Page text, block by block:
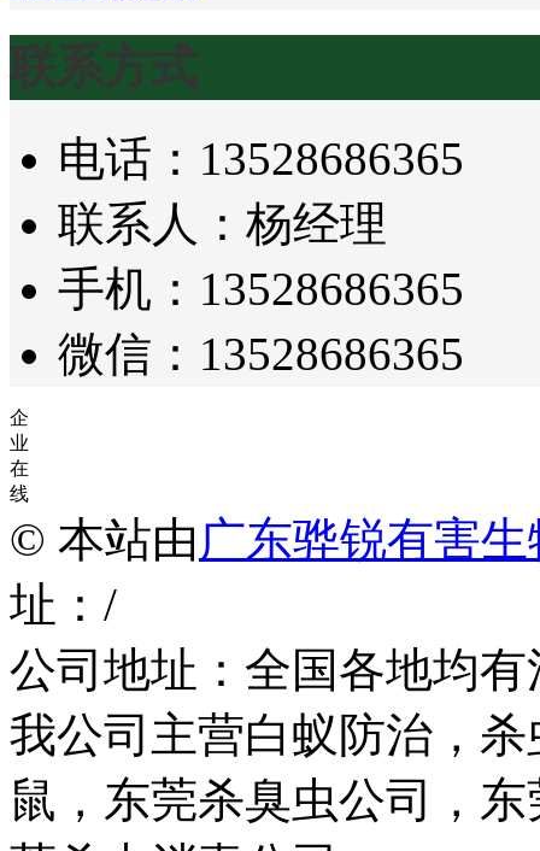
联系方式
电话：13528686365
联系人：杨经理
手机：13528686365
微信：13528686365
企
业
在
线
© 本站由 广东骅锐有害
址：/
公司地址：全国各地均
我公司主营白蚁防治，
鼠，东莞杀臭虫公司，